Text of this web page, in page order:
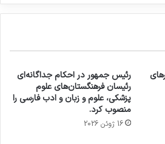
رئیس جمهور در احکام جداگانه‌ای
رئیسان فرهنگستان‌های علوم
پزشکی، علوم و زبان و ادب فارسی را
منصوب کرد.
16 ژوئن 2026